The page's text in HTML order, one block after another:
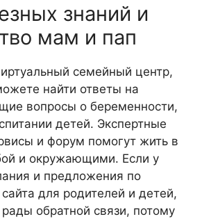
знаний и
мам и пап
семейный центр,
найти ответы на
вопросы о беременности,
детей. Экспертные
и форум помогут жить в
и окружающими. Если у
и предложения по
для родителей и детей,
обратной связи, потому